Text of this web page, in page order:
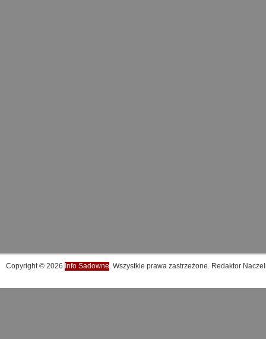
Copyright © 2026 Info Sadowne. Wszystkie prawa zastrzeżone. Redaktor